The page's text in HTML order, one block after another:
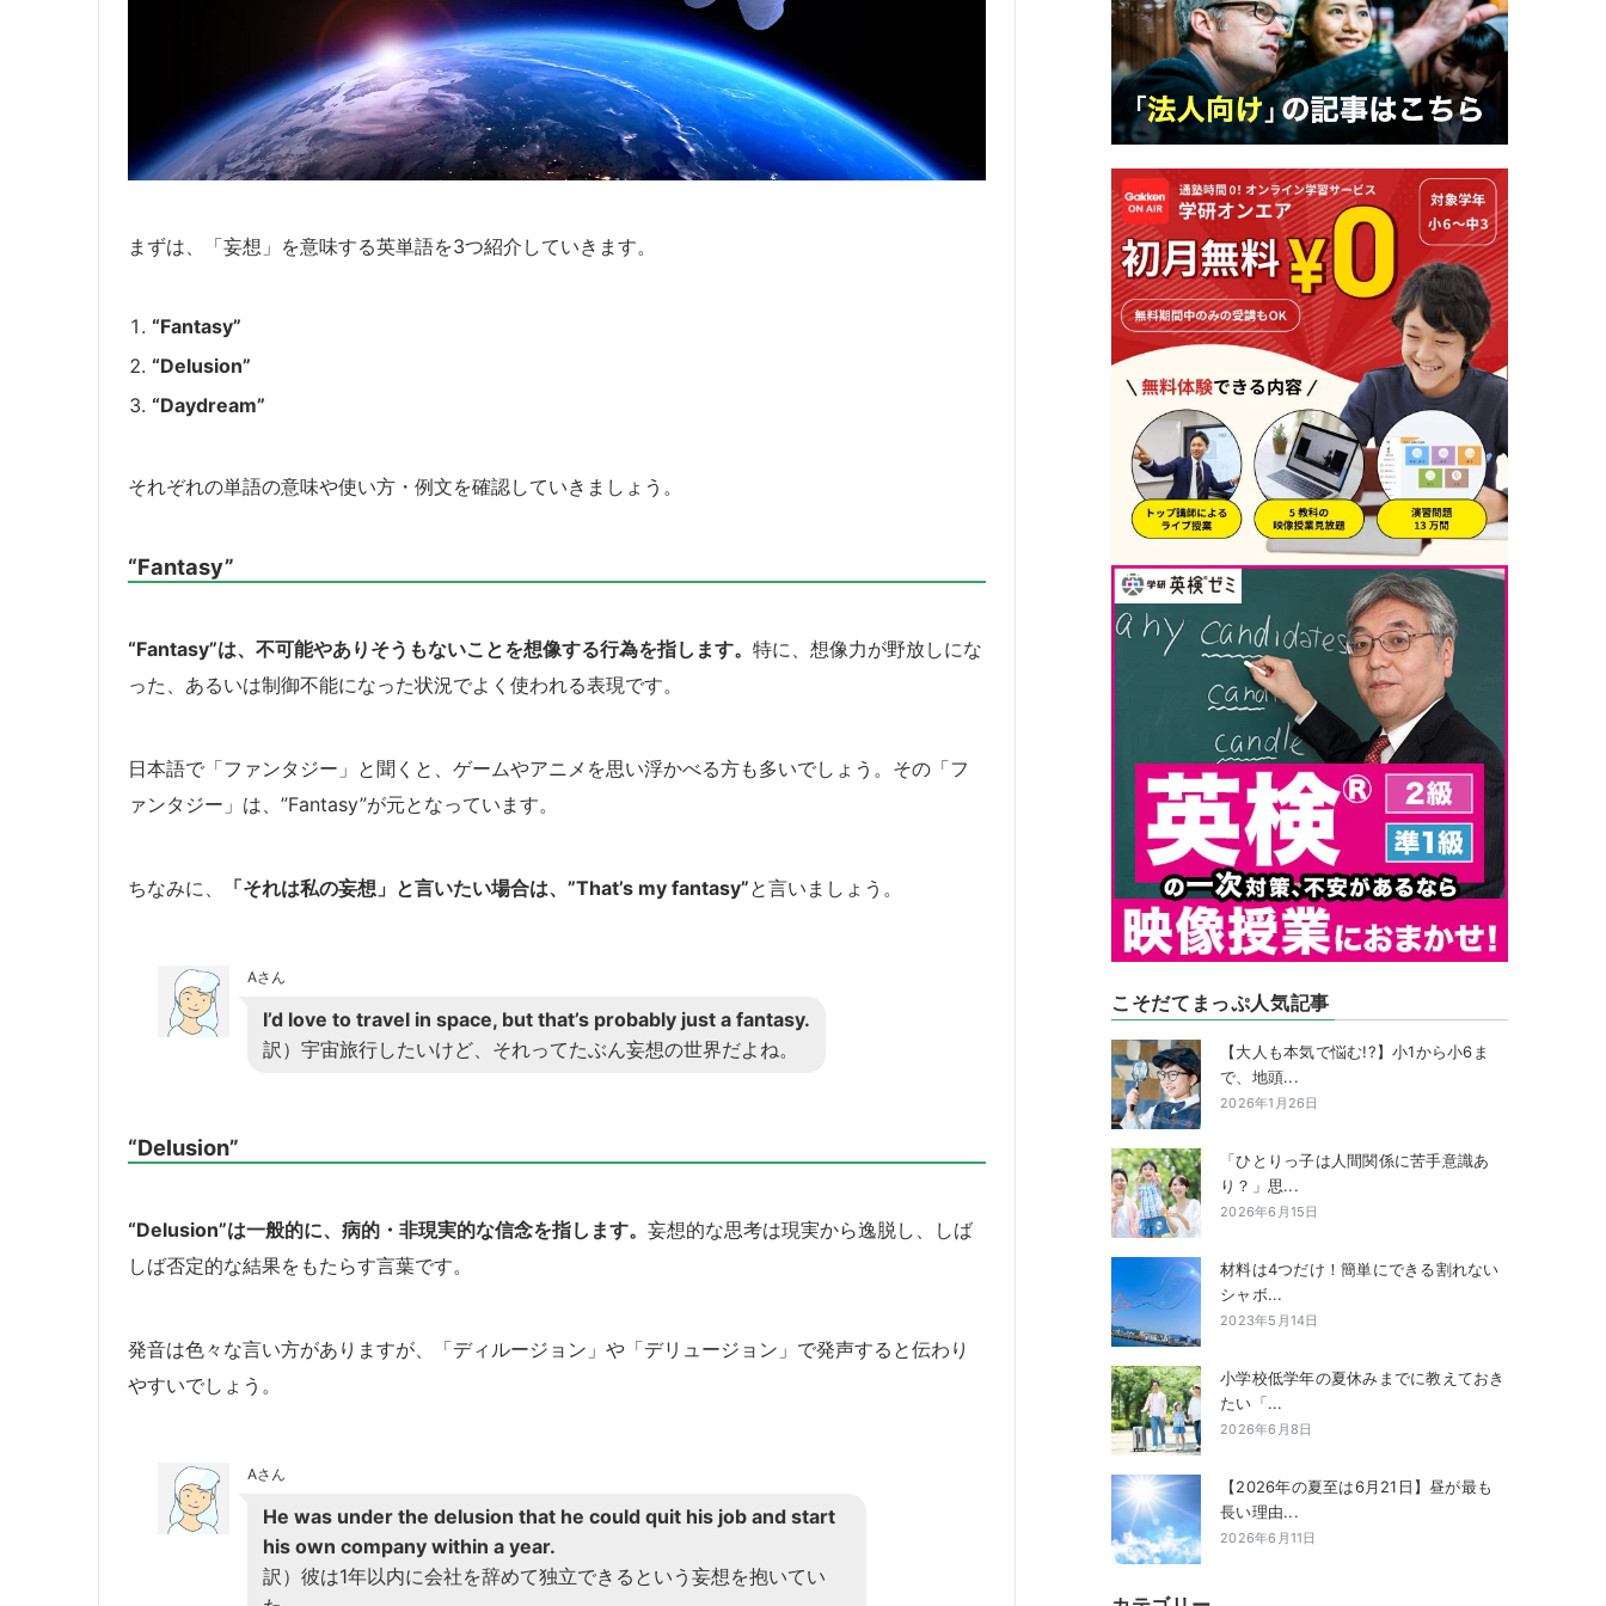
まずは、「妄想」を意味する英単語を3つ紹介していきます。
“Fantasy”
“Delusion”
“Daydream”
それぞれの単語の意味や使い方・例文を確認していきましょう。
“Fantasy”
“Fantasy”は、不可能やありそうもないことを想像する行為を指します。 特に、想像力が野放しにな
った、あるいは制御不能になった状況でよく使われる表現です。
日本語で「ファンタジー」と聞くと、ゲームやアニメを思い浮かべる方も多いでしょう。その「フ
ァンタジー」は、”Fantasy”が元となっています。
ちなみに、 「それは私の妄想」と言いたい場合は、”That’s my fantasy”と言いましょう。
Aさん
I’d love to travel in space, but that’s probably just a fantasy.
訳）宇宙旅行したいけど、それってたぶん妄想の世界だよね。
“Delusion”
“Delusion”は一般的に、病的・非現実的な信念を指します。 妄想的な思考は現実から逸脱し、しば
しば否定的な結果をもたらす言葉です。
発音は色々な言い方がありますが、「ディルージョン」や「デリュージョン」で発声すると伝わり
やすいでしょう。
Aさん
He was under the delusion that he could quit his job and start
his own company within a year.
訳）彼は1年以内に会社を辞めて独立できるという妄想を抱いてい
こそだてまっぷ人気記事
【大人も本気で悩む!?】小1から小6ま
で、地頭...
2026年1月26日
「ひとりっ子は人間関係に苦手意識あ
り？」思...
2026年6月15日
材料は4つだけ！簡単にできる割れない
シャボ...
2023年5月14日
小学校低学年の夏休みまでに教えておき
たい「...
2026年6月8日
【2026年の夏至は6月21日】昼が最も
長い理由...
2026年6月11日